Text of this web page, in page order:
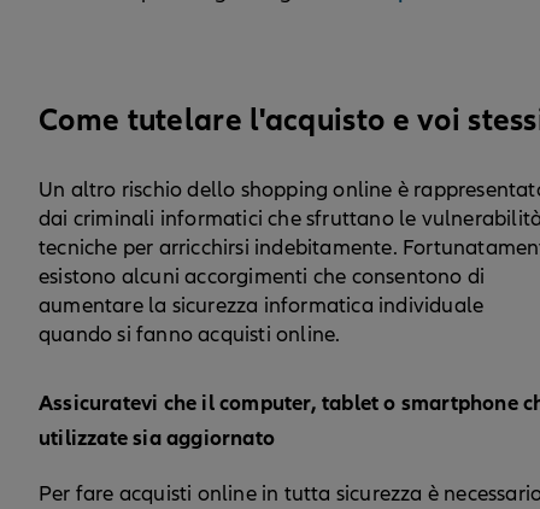
Come tutelare l'acquisto e voi
Un altro rischio dello shopping online è
dai criminali informatici che sfruttano le
tecniche per arricchirsi indebitamente.
esistono alcuni accorgimenti che consentono di
aumentare la sicurezza informatica individuale
quando si fanno acquisti online.
Assicuratevi che il computer, tablet o smartphone
utilizzate sia aggiornato
Per fare acquisti online in tutta sicurezza è